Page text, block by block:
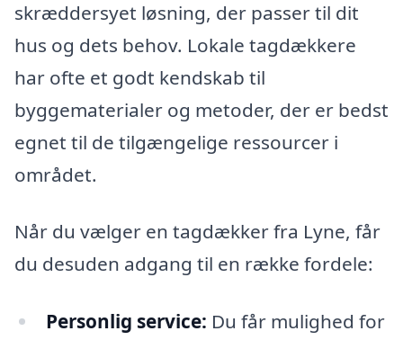
skræddersyet løsning, der passer til dit
hus og dets behov. Lokale tagdækkere
har ofte et godt kendskab til
byggematerialer og metoder, der er bedst
egnet til de tilgængelige ressourcer i
området.
Når du vælger en tagdækker fra Lyne, får
du desuden adgang til en række fordele:
Personlig service: Du får mulighed for